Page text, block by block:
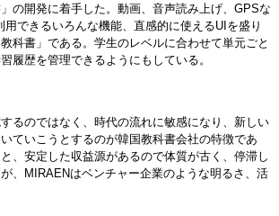
の開発に着手した。動画、音声読み上げ、GPSな
用できるいろんな機能、直感的に使えるUIを盛り
科書」である。学生のレベルに合わせて単元ごと
履歴を管理できるようにもしている。
るのではなく、時代の流れに敏感になり、新しい
ていこうとするのが韓国教科書会社の特徴であ
、安定した収益源があるので体質が古く、停滞し
、MIRAENはベンチャー企業のような明るさ、活